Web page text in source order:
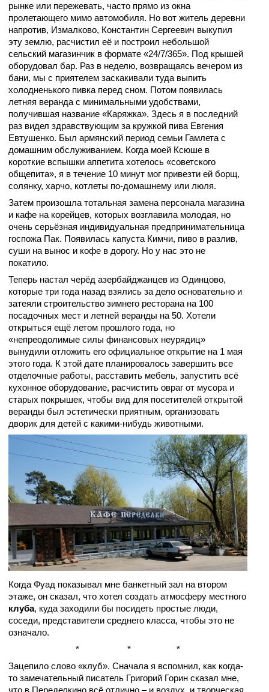
рынке или пережевать, часто прямо из окна
пролетающего мимо автомобиля. Но вот житель деревни
напротив, Измалково, Константин Сергеевич выкупил
эту землю, расчистил её и построил небольшой
сельский магазинчик в формате «24/7/365». Под крышей
оборудовал бар. Раз в неделю, возвращаясь вечером из
бани, мы с приятелем заскакивали туда выпить
холодненького пивка перед сном. Потом появилась
летняя веранда с минимальными удобствами,
получившая название «Каряжка». Здесь я в последний
раз видел здравствующим за кружкой пива Евгения
Евтушенко. Был армянский период семьи Гамлета с
домашним обслуживанием. Когда моей Ксюше в
короткие вспышки аппетита хотелось «советского
общепита», я в течение 10 минут мог привезти ей борщ,
солянку, харчо, котлеты по-домашнему или люля.
Затем произошла тотальная замена персонала магазина
и кафе на корейцев, которых возглавила молодая, но
очень серьёзная индивидуальная предпринимательница
госпожа Пак. Появилась капуста Кимчи, пиво в разлив,
суши на вынос и кофе в дорогу. Но у нас это не
покатило.
Теперь настал черёд азербайджанцев из Одинцово,
которые три года назад взялись за дело основательно и
затеяли строительство зимнего ресторана на 100
посадочных мест и летней веранды на 50. Хотели
открыться ещё летом прошлого года, но
«непреодолимые силы финансовых неурядиц»
вынудили отложить его официальное открытие на 1 мая
этого года. К этой дате планировалось завершить все
отделочные работы, расставить мебель, запустить всё
кухонное оборудование, расчистить овраг от мусора и
старых покрышек, чтобы вид для посетителей открытой
веранды был эстетически приятным, организовать
дворик для детей с какими-нибудь животными.
Когда Фуад показывал мне банкетный зал на втором
этаже, он сказал, что хотел создать атмосферу местного
клуба, куда заходили бы посидеть простые люди,
соседи, представители среднего класса, чтобы это не
означало.
*
*
*
Зацепило слово «клуб». Сначала я вспомнил, как когда-
то замечательный писатель Григорий Горин сказал мне,